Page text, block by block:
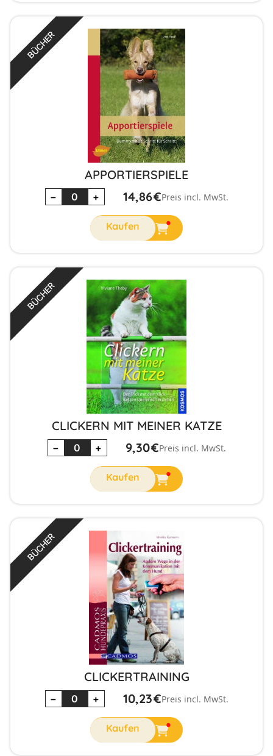
APPORTIERSPIELE
− + 14,86€Preis incl. MwSt.
BÜCHER
CLICKERN MIT MEINER KATZE
− + 9,30€Preis incl. MwSt.
BÜCHER
CLICKERTRAINING
− + 10,23€Preis incl. MwSt.
BÜCHER